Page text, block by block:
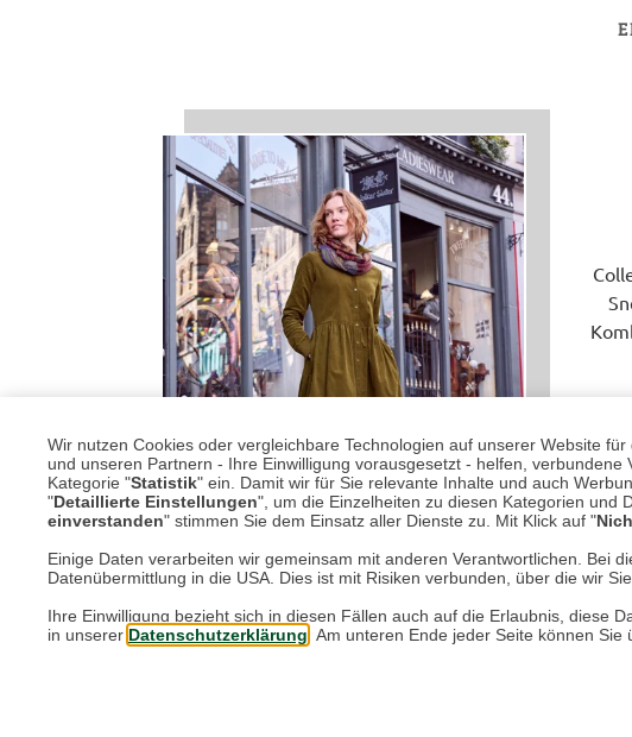
Wir nutzen Cookies oder vergleichbare Technologien auf unserer Website
und unseren Partnern - Ihre Einwilligung vorausgesetzt - helfen,
Kategorie "Statistik" ein. Damit wir für Sie relevante Inhalte und auch
"Detaillierte Einstellungen", um die Einzelheiten zu diesen Kategorien und
einverstanden" stimmen Sie dem Einsatz aller Dienste zu. Mit Klick auf "
Einige Daten verarbeiten wir gemeinsam mit anderen Verantwortlichen. Bei
Datenübermittlung in die USA. Dies ist mit Risiken verbunden, über die wir
Ihre Einwilligung bezieht sich in diesen Fällen auch auf die Erlaubnis, diese
in unserer Datenschutzerklärung . Am unteren Ende jeder Seite können Sie